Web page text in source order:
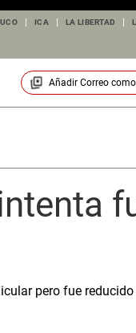
ICA LA LIBERTAD
Añadir Correocomo
pero fue